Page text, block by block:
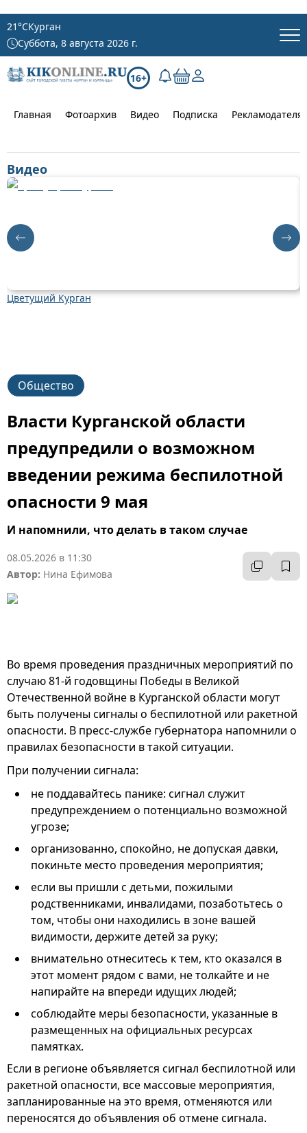
21°CКурган
Суббота, 8 августа 2026 г.
16+
Главная Фотоархив Видео Подписка
Видео
Цветущий Курган
Общество
Власти Курганской области
предупредили о возможном
введении режима беспилотной
опасности 9 мая
И напомнили, что делать в таком случае
08.05.2026 в 11:30
Автор: Нина Ефимова
Во время проведения праздничных мероприятий по
случаю 81-й годовщины Победы в Великой
Отечественной войне в Курганской области могут
быть получены сигналы о беспилотной или ракетной
опасности. В пресс-службе губернатора напомнили о
правилах безопасности в такой ситуации.
При получении сигнала:
не поддавайтесь панике: сигнал служит
предупреждением о потенциально возможной
угрозе;
организованно, спокойно, не допуская давки,
покиньте место проведения мероприятия;
если вы пришли с детьми, пожилыми
родственниками, инвалидами, позаботьтесь о
том, чтобы они находились в зоне вашей
видимости, держите детей за руку;
внимательно отнеситесь к тем, кто оказался в
этот момент рядом с вами, не толкайте и не
напирайте на впереди идущих людей;
соблюдайте меры безопасности, указанные в
размещенных на официальных ресурсах
памятках.
Если в регионе объявляется сигнал беспилотной или
ракетной опасности, все массовые мероприятия,
запланированные на это время, отменяются или
переносятся до объявления об отмене сигнала.